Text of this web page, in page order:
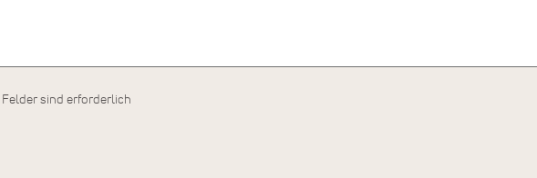
Felder sind erforderlich